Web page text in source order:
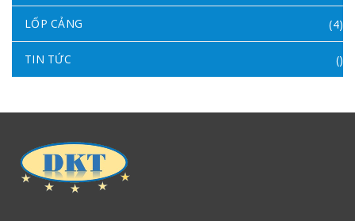
LỐP CẢNG (4)
TIN TỨC ()